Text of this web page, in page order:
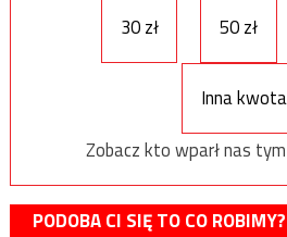
30 zł 50 zł
Inna kwota
Zobacz kto wparł nas
PODOBA CI SIĘ TO CO